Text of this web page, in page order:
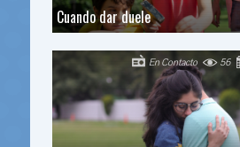
Cuando dar duele
56
En Contacto